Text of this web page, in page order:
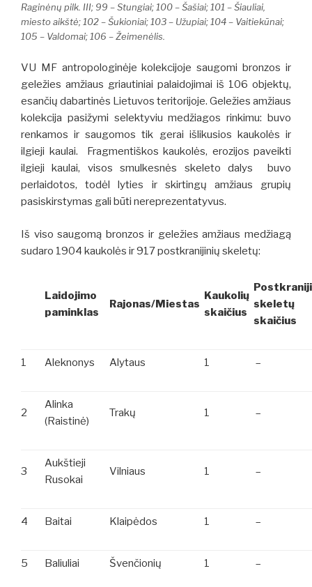
Raginėnų pilk. III; 99 – Stungiai; 100 – Šašiai; 101 – Šiauliai,
miesto aikštė; 102 – Šukioniai; 103 – Užupiai; 104 – Vaitiekūnai;
105 – Valdomai; 106 – Žeimenėlis.
VU MF antropologinėje kolekcijoje saugomi bronzos ir
geležies amžiaus griautiniai palaidojimai iš 106 objektų,
esančių dabartinės Lietuvos teritorijoje. Geležies amžiaus
kolekcija pasižymi selektyviu medžiagos rinkimu: buvo
renkamos ir saugomos tik gerai išlikusios kaukolės ir
ilgieji kaulai. Fragmentiškos kaukolės, erozijos paveikti
ilgieji kaulai, visos smulkesnės skeleto dalys buvo
perlaidotos, todėl lyties ir skirtingų amžiaus grupių
pasiskirstymas gali būti nereprezentatyvus.
Iš viso saugomą bronzos ir geležies amžiaus medžiagą
sudaro 1904 kaukolės ir 917 postkranijinių skeletų:
Laidojimo
paminklas
Rajonas/Miestas
Kaukolių
skaičius
skeletų
skaičius
1 Aleknonys Alytaus 1 –
2
Alinka
(Raistinė)
Trakų 1 –
3
Aukštieji
Rusokai
Vilniaus 1 –
4 Baitai Klaipėdos 1 –
5 Baliuliai Švenčionių 1 –